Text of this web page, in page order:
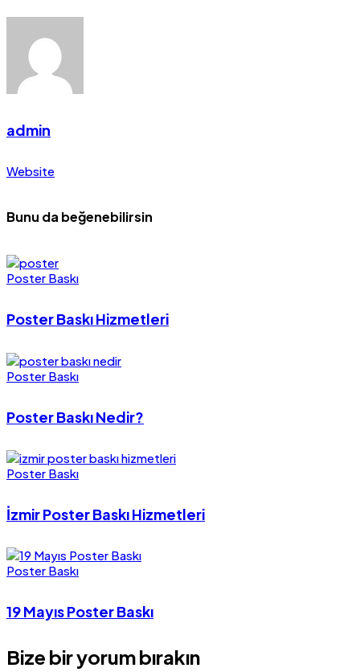
admin
Website
Bunu da beğenebilirsin
Poster Baskı
Poster Baskı Hizmetleri
Poster Baskı
Poster Baskı Nedir?
Poster Baskı
İzmir Poster Baskı Hizmetleri
Poster Baskı
19 Mayıs Poster Baskı
Bize bir yorum bırakın